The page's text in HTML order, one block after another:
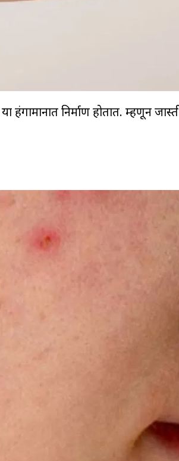
निर्माण होतात. म्हणून